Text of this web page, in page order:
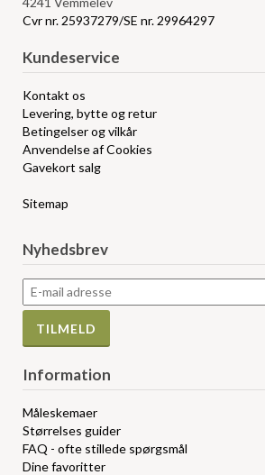
Cvr nr. 25937279/SE nr. 29964297
Kundeservice
Kontakt os
Levering, bytte og retur
Betingelser og vilkår
Anvendelse af Cookies
Gavekort salg
Sitemap
Nyhedsbrev
Information
Måleskemaer
Størrelses guider
FAQ - ofte stillede spørgsmål
Dine favoritter